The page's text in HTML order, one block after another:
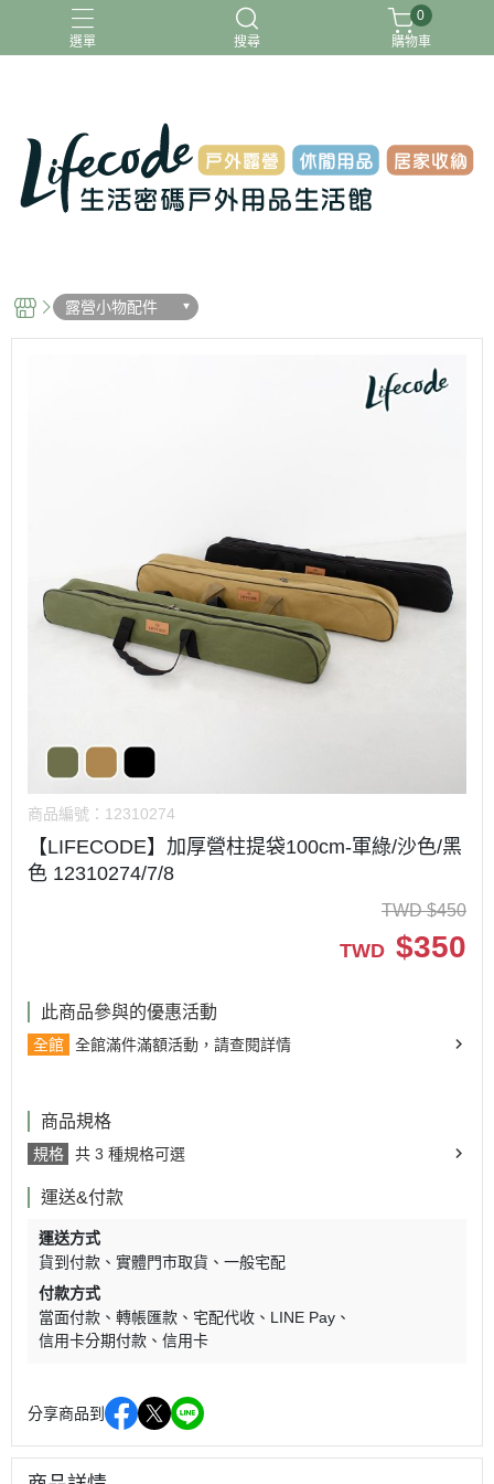
選單 搜尋
ADAMOUTDOOR G-PLUS INTEX
MOVELIFE
樂活不露
0
購物車
露營小物配件
商品編號： 12310274
【LIFECODE】加厚營柱提袋100cm-軍綠/沙色/黑
色 12310274/7/8
TWD $450
TWD $350
此商品參與的優惠活動
全館 全館滿件滿額活動，請查閱詳情
商品規格
規格 共 3 種規格可選
運送&付款
運送方式
貨到付款
實體門市取貨
一般宅配
付款方式
當面付款
轉帳匯款 宅配代收
LINE Pay
信用卡分期付款
信用卡
分享商品到